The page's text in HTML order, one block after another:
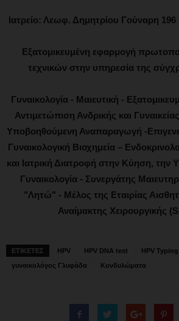
Ιατρείο: Λεωφ. Δημητρίου Γούναρη
Εξατομικευμένη εφαρμογή
τεχνικών στην υπηρεσία της
Γυναικολογία - Μαιευτική -
Αντιμετώπιση Ανδρικής και
Υποβοηθούμενη Αναπαραγωγή -
Γυναικολογική Βιοχημεία –
και Ιατρική Διατροφή στην Κύηση, την
Γυναικολογία - Συνεργάτης
"Λητώ" - Μέλος της Εταιρίας
Αναίμακτης Χειρουργικής
ΕΤΙΚΕΤΕΣ HPV HPV DNA test HPV Typing
γυναικολόγος Γλυφάδα
Κονδυλώματα